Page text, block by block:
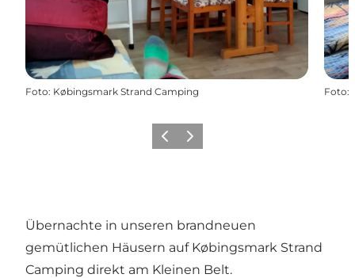
Foto: Købingsmark Strand Camping Foto:
ZurückWeiter
Übernachte in unseren brandneuen
gemütlichen Häusern auf Købingsmark Strand
Camping direkt am Kleinen Belt.